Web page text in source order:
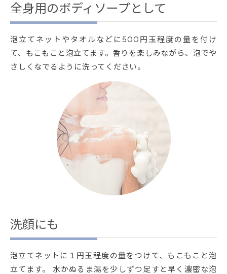
全身用のボディソープとして
泡立てネットやタオルなどに500円玉程度の量を付け
て、もこもこと泡立てます。香りを楽しみながら、泡でや
さしくなでるように洗ってください。
洗顔にも
泡立てネットに１円玉程度の量をつけて、もこもこと泡
立てます。 水かぬるま湯を少しずつ足すと早く濃密な泡